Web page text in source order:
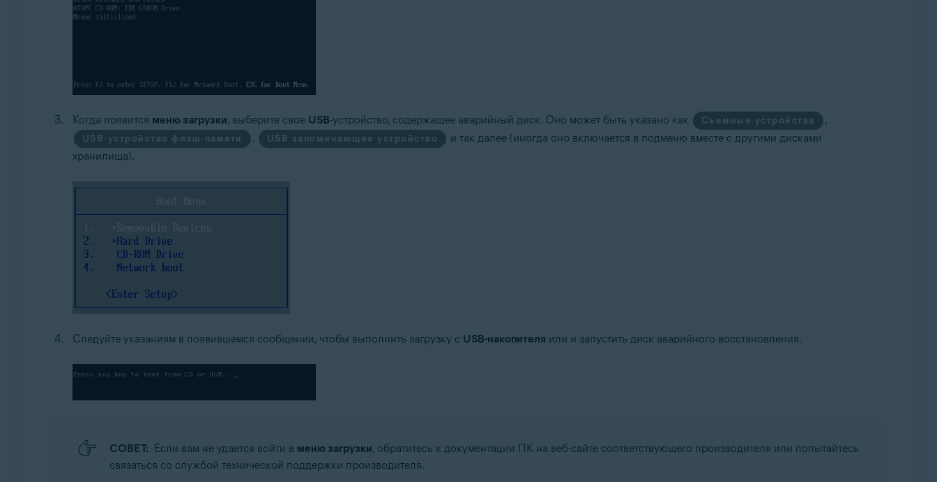
Когда появится меню загрузки, выберите свое USB-устройство, содержащее аварийный диск. Оно может быть указано как Съемные устройства ,
USB-устройство флэш-памяти , USB запоминающее устройство
и так далее (иногда оно включается в подменю вместе с другими дисками
хранилища).
Следуйте указаниям в появившемся сообщении, чтобы выполнить загрузку с USB-накопителя или и запустить диск аварийного восстановления.
СОВЕТ: Если вам не удается войти в меню загрузки, обратитесь к документации ПК на веб-сайте соответствующего производителя или попытайтесь
связаться со службой технической поддержки производителя.